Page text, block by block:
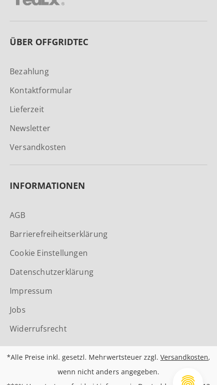
ÜBER OFFGRIDTEC
Bezahlung
Kontaktformular
Lieferzeit
Newsletter
Versandkosten
INFORMATIONEN
AGB
Barrierefreiheitserklärung
Cookie Einstellungen
Datenschutzerklärung
Impressum
Jobs
Widerrufsrecht
*Alle Preise inkl. gesetzl. Mehrwertsteuer zzgl.Versandkosten,
wenn nicht anders angegeben.